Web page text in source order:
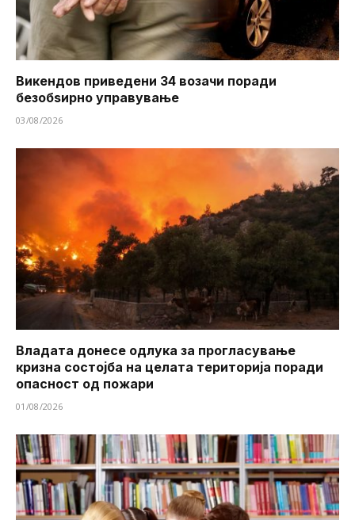
Викендов приведени 34 возачи поради
безобѕирно управување
03/08/2026
Владата донесе одлука за прогласување
кризна состојба на целата територија поради
опасност од пожари
01/08/2026